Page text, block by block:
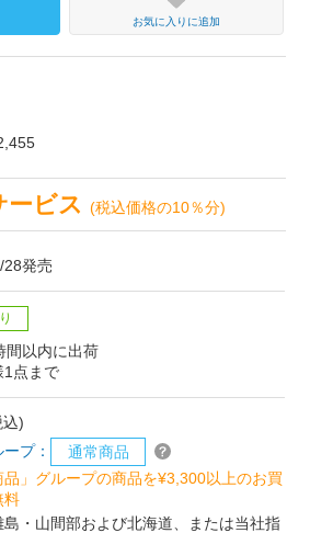
お気に入りに追加
ービス(税込価格の10％分)
28発売
間以内に出荷
1点まで
込)
プ：
通常商品
品」グループの商品を¥3,300以上のお買
料
・山間部および北海道、または当社指